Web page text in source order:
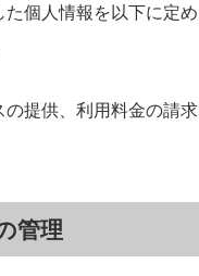
た個人情報を以下に定
の提供、利用料金の請
管理